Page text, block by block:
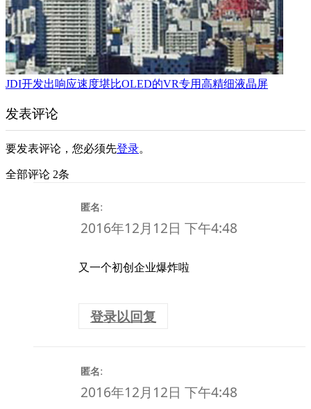
JDI开发出响应速度堪比OLED的VR专用高精细液晶屏
发表评论
要发表评论，您必须先登录。
全部评论 2条
匿名:
2016年12月12日 下午4:48
又一个初创企业爆炸啦
登录以回复
匿名:
2016年12月12日 下午4:48